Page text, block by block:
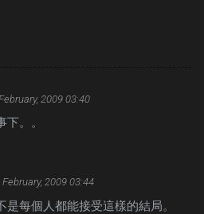
2009 03:40
。。
February, 2009 03:44
是每個人都能接受這樣的結局。